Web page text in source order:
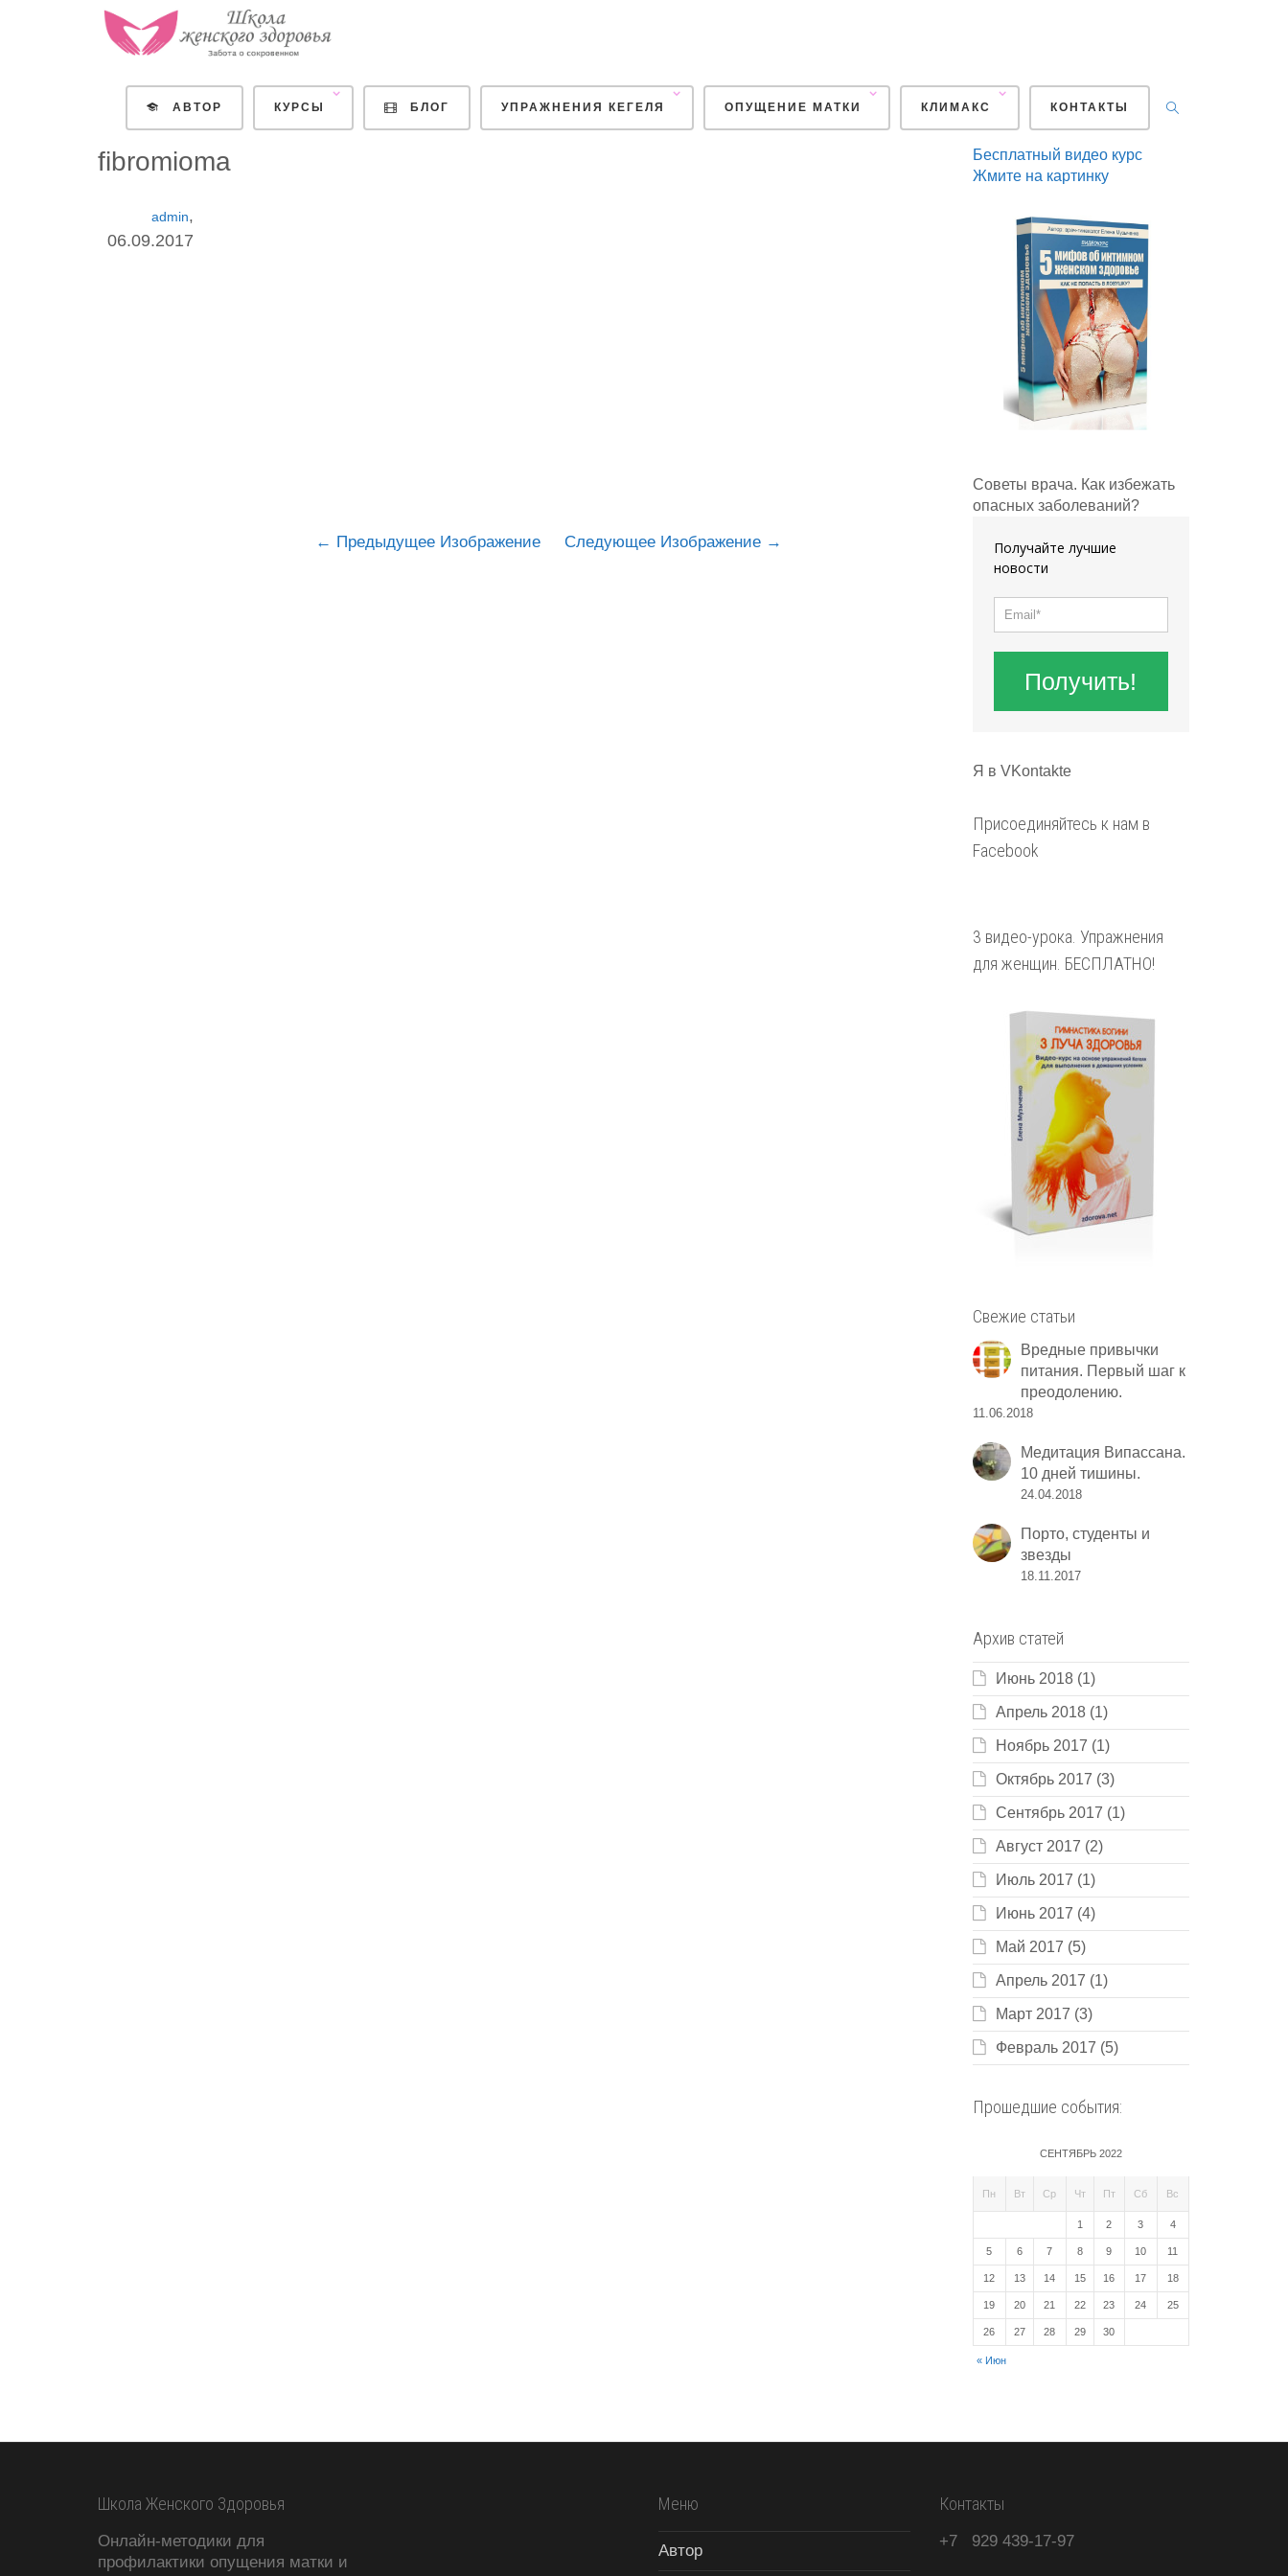
АВТОР КУРСЫ БЛОГ УПРАЖНЕНИЯ КЕГЕЛЯ ОПУЩЕНИЕ МАТКИ КЛИМАКС КОНТАКТЫ
+7929439-17-97 post@vospitanie2.com
fibromioma
admin,
06.09.2017
Предыдущее Изображение Следующее Изображение
Бесплатный видео курс
Жмите на картинку
Советы врача. Как избежать
опасных заболеваний?
Получайте лучшие
новости
Получить!
Я в VKontakte
Присоединяйтесь к нам в
Facebook
3 видео-урока. Упражнения
для женщин. БЕСПЛАТНО!
Свежие статьи
Вредные привычки
питания. Первый шаг к
преодолению.
11.06.2018
Медитация Випассана.
10 дней тишины.
24.04.2018
Порто, студенты и
звезды
18.11.2017
Архив статей
Июнь 2018(1)
Апрель 2018(1)
Ноябрь 2017 (1)
Октябрь 2017 (3)
Сентябрь 2017 (1)
Август 2017 (2)
Июль 2017 (1)
Июнь 2017 (4)
Май 2017 (5)
Апрель 2017 (1)
Март 2017 (3)
Февраль 2017 (5)
Прошедшие события:
СЕНТЯБРЬ 2022
Пн Вт Ср Чт Пт Сб Вс
« Июн
1 2 3 4
5 6 7 8 9 10 11
12 13 14 15 16 17 18
19 20 21 22 23 24 25
26 27 28 29 30
Школа Женского Здоровья
Онлайн-методики для
профилактики опущения матки и
Меню
Автор
Контакты
+7 929439-17-97